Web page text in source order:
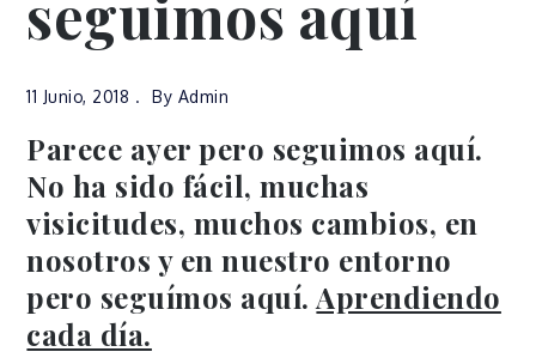
seguimos aquí
11 Junio, 2018 By Admin
Parece ayer pero seguimos aquí.
No ha sido fácil, muchas
visicitudes, muchos cambios, en
nosotros y en nuestro entorno
pero seguímos aquí.Aprendiendo
cada día.